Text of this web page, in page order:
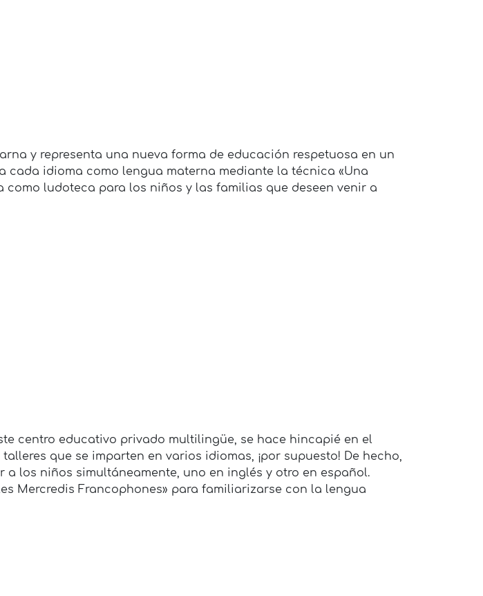
y representa una nueva forma de educación respetuosa en un
cada idioma como lengua materna mediante la técnica «Una
ludoteca para los niños y las familias que deseen venir a
centro educativo privado multilingüe, se hace hincapié en el
que se imparten en varios idiomas, ¡por supuesto! De hecho,
los niños simultáneamente, uno en inglés y otro en español.
Mercredis Francophones» para familiarizarse con la lengua